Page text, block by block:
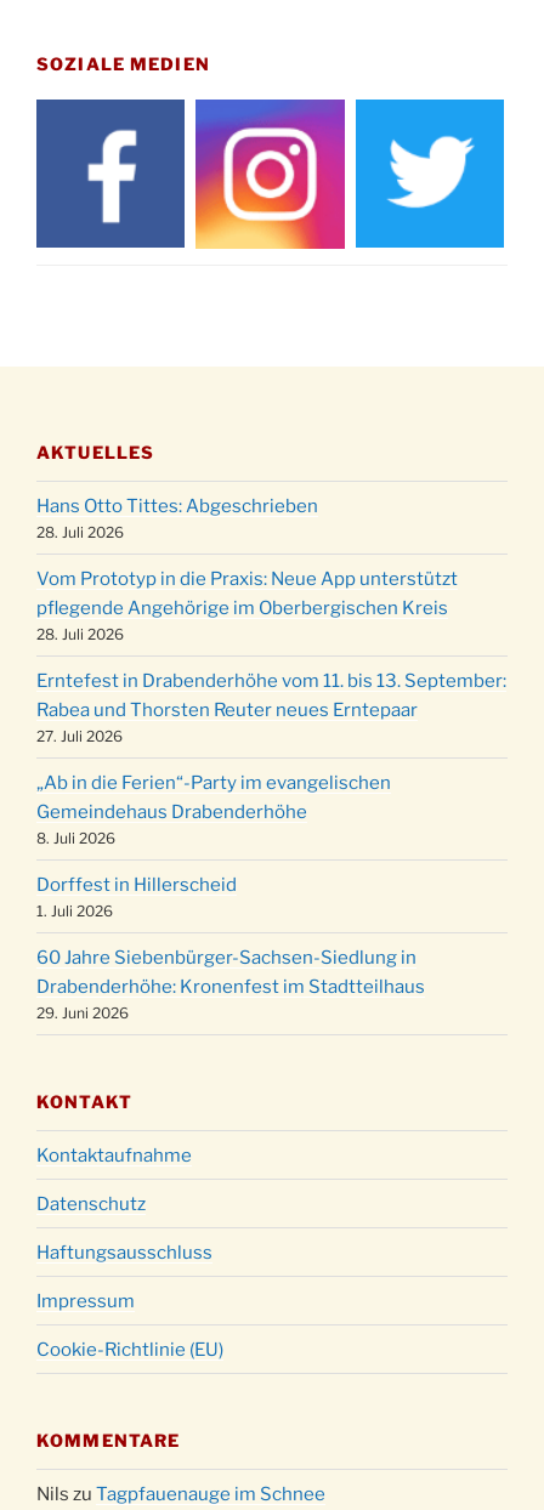
Drabenderhöhe um 11:15 Uhr
21.11.
Basar im Ev. Gemeindehaus von 14-16:30 Uhr
Katharinenball des Honterus Chors im
Stadtteilhaus um 19:00 Uhr
Kinderbibeltag im Ev. Gemeindehaus von 10-
12 Uhr
Stadtteilhaus um 19:00 Uhr
11.12.
Puer-Natus weihnachtliches Brauchtum am
Robert-Gassner-Hof um 17:00 Uhr
19.12.
Kinderbibeltag im Ev. Gemeindehaus von 10-
12 Uhr
20.12.
Weihnachts-Konzert des Honterus Chors in
der Kirche um 17:00 Uhr
24.12.
Familiengottesdienst mit Krippenspiel im Ev.
Gemeindehaus um 15:00 Uhr
24.12. Familiengottesdienst in der FeG um 16 Uhr
24.12.
Weihnachtsgottesdienst in der Kirche um
15:00 Uhr
24.12.
Weihnachtsgottesdienst in der Kirche um
18:00 Uhr
24.12.
Christmette mit der ev. Jugend in der Kirche
um 23:00 Uhr
31.12.
Gottesdienst zu Silvester in der Kirche um
18:00 Uhr
SOZIALE MEDIEN
AKTUELLES
Hans Otto Tittes: Abgeschrieben
28. Juli 2026
Vom Prototyp in die Praxis: Neue App unterstützt
pflegende Angehörige im Oberbergischen Kreis
28. Juli 2026
Erntefest in Drabenderhöhe vom 11. bis 13. September:
Rabea und Thorsten Reuter neues Erntepaar
27. Juli 2026
„Ab in die Ferien“-Party im evangelischen
Gemeindehaus Drabenderhöhe
8. Juli 2026
Dorffest in Hillerscheid
1. Juli 2026
60 Jahre Siebenbürger-Sachsen-Siedlung in
Drabenderhöhe: Kronenfest im Stadtteilhaus
29. Juni 2026
KONTAKT
Kontaktaufnahme
Datenschutz
Haftungsausschluss
Impressum
Cookie-Richtlinie (EU)
KOMMENTARE
Nils zu Tagpfauenauge im Schnee